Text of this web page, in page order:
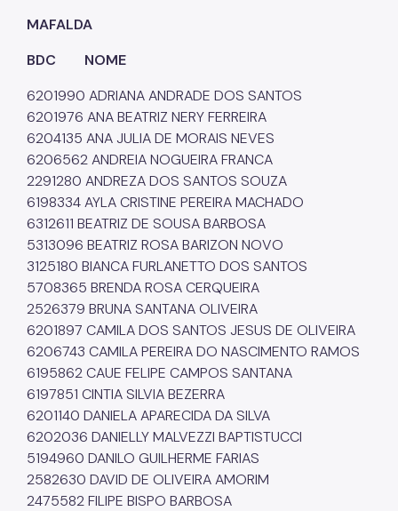
MAFALDA
BDC NOME
6201990 ADRIANA ANDRADE DOS SANTOS
6201976 ANA BEATRIZ NERY FERREIRA
6204135 ANA JULIA DE MORAIS NEVES
6206562 ANDREIA NOGUEIRA FRANCA
2291280 ANDREZA DOS SANTOS SOUZA
6198334 AYLA CRISTINE PEREIRA MACHADO
6312611 BEATRIZ DE SOUSA BARBOSA
5313096 BEATRIZ ROSA BARIZON NOVO
3125180 BIANCA FURLANETTO DOS SANTOS
5708365 BRENDA ROSA CERQUEIRA
2526379 BRUNA SANTANA OLIVEIRA
6201897 CAMILA DOS SANTOS JESUS DE OLIVEIRA
6206743 CAMILA PEREIRA DO NASCIMENTO RAMOS
6195862 CAUE FELIPE CAMPOS SANTANA
6197851 CINTIA SILVIA BEZERRA
6201140 DANIELA APARECIDA DA SILVA
6202036 DANIELLY MALVEZZI BAPTISTUCCI
5194960 DANILO GUILHERME FARIAS
2582630 DAVID DE OLIVEIRA AMORIM
2475582 FILIPE BISPO BARBOSA